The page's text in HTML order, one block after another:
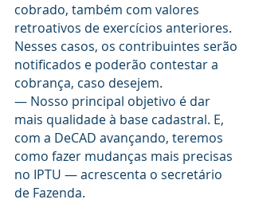
cobrado, também com valores
retroativos de exercícios anteriores.
Nesses casos, os contribuintes serão
notificados e poderão contestar a
cobrança, caso desejem.
— Nosso principal objetivo é dar
mais qualidade à base cadastral. E,
com a DeCAD avançando, teremos
como fazer mudanças mais precisas
no IPTU — acrescenta o secretário
de Fazenda.